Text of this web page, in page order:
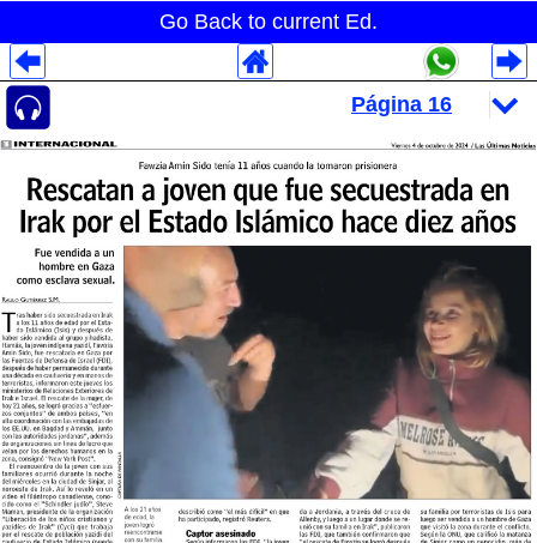
Go Back to current Ed.
Despliegues Analytics
Despliegues Totales
Despliegues por Rubros